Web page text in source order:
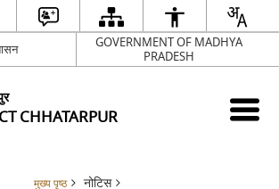
GOVERNMENT OF MADHYA
PRADESH
CHHATARPUR
मुख्य पृष्ठ
नोटिस